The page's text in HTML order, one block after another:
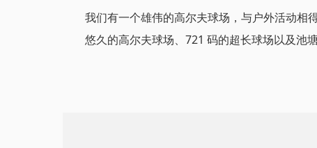
我们有一个雄伟的高尔夫球场，与户外活动相
悠久的高尔夫球场、721 码的超长球场以及池塘